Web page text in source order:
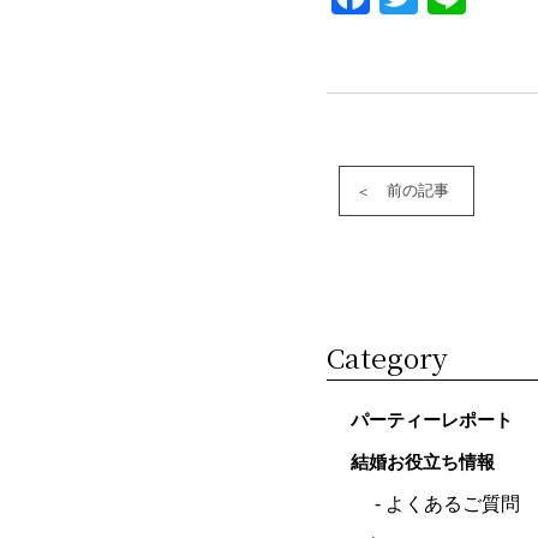
前の記事
Category
パーティーレポート
結婚お役立ち情報
よくあるご質問